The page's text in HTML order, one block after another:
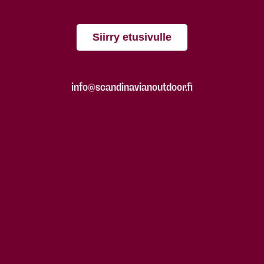
Siirry etusivulle
info@scandinavianoutdoor.fi